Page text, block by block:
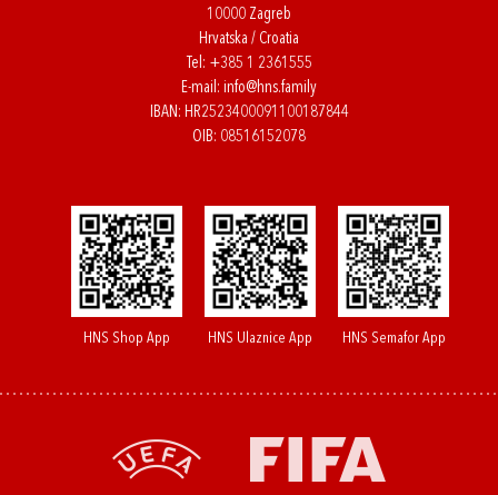
10000 Zagreb
Hrvatska / Croatia
Tel: +385 1 2361555
E-mail: info@hns.family
IBAN: HR2523400091100187844
OIB: 08516152078
HNS Shop App HNS Ulaznice App HNS Semafor App